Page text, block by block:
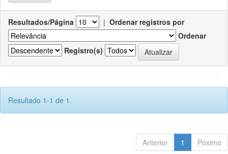
Resultados/Página | Ordenar registros por
Ordenar
Registro(s)
Resultado 1-1 de 1.
Anterior 1 Póximo